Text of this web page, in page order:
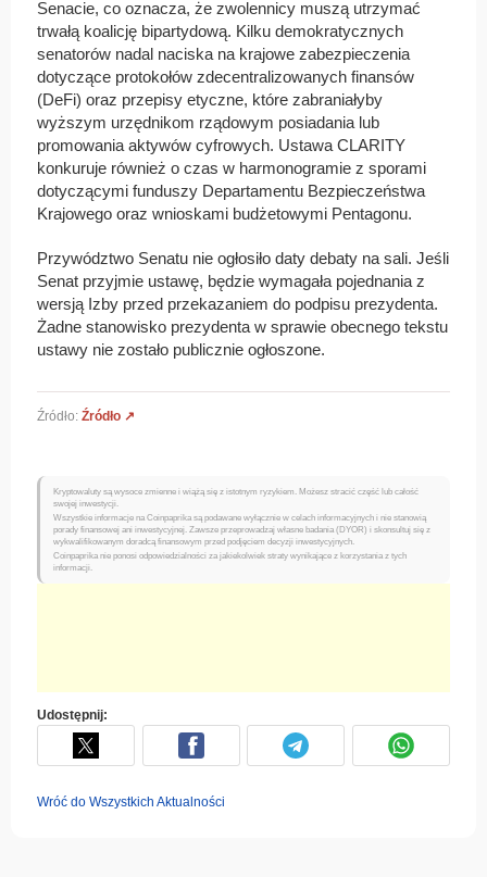
Senacie, co oznacza, że zwolennicy muszą utrzymać
trwałą koalicję bipartydową. Kilku demokratycznych
senatorów nadal naciska na krajowe zabezpieczenia
dotyczące protokołów zdecentralizowanych finansów
(DeFi) oraz przepisy etyczne, które zabraniałyby
wyższym urzędnikom rządowym posiadania lub
promowania aktywów cyfrowych. Ustawa CLARITY
konkuruje również o czas w harmonogramie z sporami
dotyczącymi funduszy Departamentu Bezpieczeństwa
Krajowego oraz wnioskami budżetowymi Pentagonu.
Przywództwo Senatu nie ogłosiło daty debaty na sali. Jeśli
Senat przyjmie ustawę, będzie wymagała pojednania z
wersją Izby przed przekazaniem do podpisu prezydenta.
Żadne stanowisko prezydenta w sprawie obecnego tekstu
ustawy nie zostało publicznie ogłoszone.
Źródło: Źródło ↗
Kryptowaluty są wysoce zmienne i wiążą się z istotnym ryzykiem. Możesz stracić część lub całość
swojej inwestycji.
Wszystkie informacje na Coinpaprika są podawane wyłącznie w celach informacyjnych i nie stanowią
porady finansowej ani inwestycyjnej. Zawsze przeprowadzaj własne badania (DYOR) i skonsultuj się z
wykwalifikowanym doradcą finansowym przed podjęciem decyzji inwestycyjnych.
Coinpaprika nie ponosi odpowiedzialności za jakiekolwiek straty wynikające z korzystania z tych
informacji.
Udostępnij:
Wróć do Wszystkich Aktualności